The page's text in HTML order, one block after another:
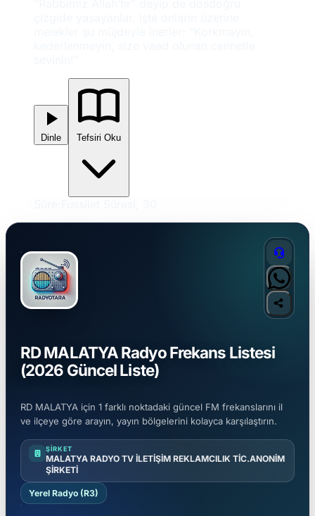
Dinle
RD MALATYA Radyo Frekans Listesi
(2026 Güncel Liste)
RD MALATYA için 1 farklı noktadaki güncel FM frekanslarını il
ve ilçeye göre arayın, yayın bölgelerini kolayca karşılaştırın.
ŞIRKET
MALATYA RADYO TV İLETİŞİM REKLAMCILIK TİC.ANONİM
ŞİRKETİ
Yerel Radyo (R3)